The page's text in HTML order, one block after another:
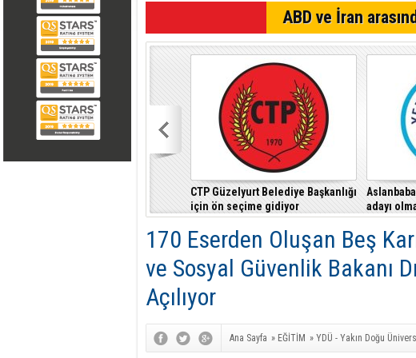
ABD ve İran
CTP Güzelyurt Belediye Başkanlığı
için ön seçime gidiyor
adayı
170 Eserden Oluşan Beş
ve Sosyal Güvenlik Bakanı
Açılıyor
Ana Sayfa » EĞİTİM » YDÜ - Yakın Doğu